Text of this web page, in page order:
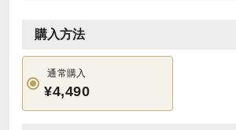
購入方法
通常購入
¥4,490